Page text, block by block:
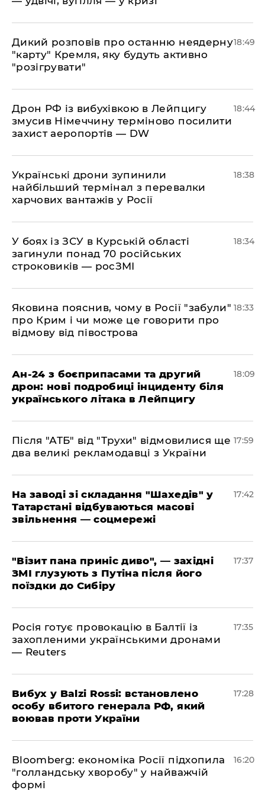
​Дикий розповів про останню неядерну
"карту" Кремля, яку будуть активно
"розігрувати"
18:49
​Дрон РФ із вибухівкою в Лейпцигу
змусив Німеччину терміново посилити
захист аеропортів — DW
18:44
​Українські дрони зупинили
найбільший термінал з перевалки
харчових вантажів у Росії
18:38
​У боях із ЗСУ в Курській області
загинули понад 70 російських
строковиків — росЗМІ
18:34
​Яковина пояснив, чому в Росії "забули"
про Крим і чи може це говорити про
відмову від півострова
18:33
​Ан-24 з боєприпасами та другий
дрон: нові подробиці інциденту біля
українського літака в Лейпцигу
18:09
​Після "АТБ" від "Трухи" відмовилися ще
два великі рекламодавці з України
17:59
​На заводі зі складання "Шахедів" у
Татарстані відбуваються масові
звільнення — соцмережі
17:42
"Візит пана приніс диво", — західні
ЗМІ глузують з Путіна після його
поїздки до Сибіру
17:37
Росія готує провокацію в Балтії із
захопленими українськими дронами
— Reuters
17:35
​Вибух у Balzi Rossi: встановлено
особу вбитого генерала РФ, який
воював проти України
17:28
Bloomberg: економіка Росії підхопила
"голландську хворобу" у найважчій
формі
16:20